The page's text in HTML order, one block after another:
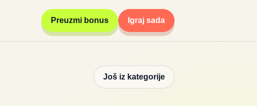
Preuzmi bonus Igraj sada
Još iz kategorije